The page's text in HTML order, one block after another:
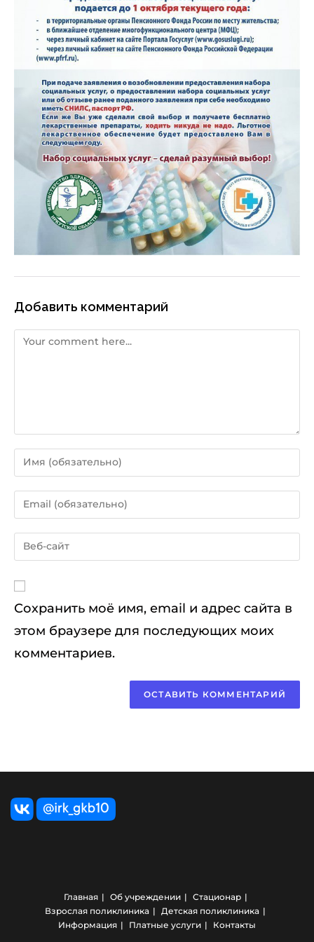
Добавить комментарий
Комментарий
Enter
your
name
comment
Enter
your
email
address
Enter
your
URL
(optional)
Сохранить моё имя, email и адрес сайта в
этом браузере для последующих моих
комментариев.
Главная Об учреждении
Стационар
Взрослая поликлиника
Детская поликлиника
Информация
Платные услуги Контакты